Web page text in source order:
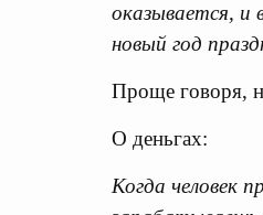
оказывается, и
новый год
Проще говоря,
О деньгах:
Когда человек